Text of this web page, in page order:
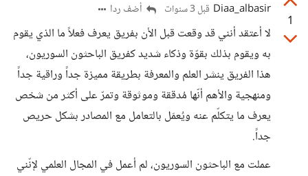
1
Diaa_albasir قبل 3 سنوات أضف ردا
لا أعتقد أنني قد وقعت قبل الأن بفريق يعرف فعلاً ما الذي يقوم
به ويقوم بذلك بقوّة وذكاء شديد كفريق الباحثون السوريون،
هذا الفريق ينشر العلم والمعرفة بطريقة مميزة جداً وراقية جداً
ومنهجية والأهم أنّها مُدققة وموثوقة وتمرّ على أكثر من شخص
يعرف ما يتكلّم عنه ويُعمَل بالتعامل مع المصادر بشكل حريص
جداً.
عملت مع الباحثون السوريون، لم أعمل في المجال العلمي لإنّني